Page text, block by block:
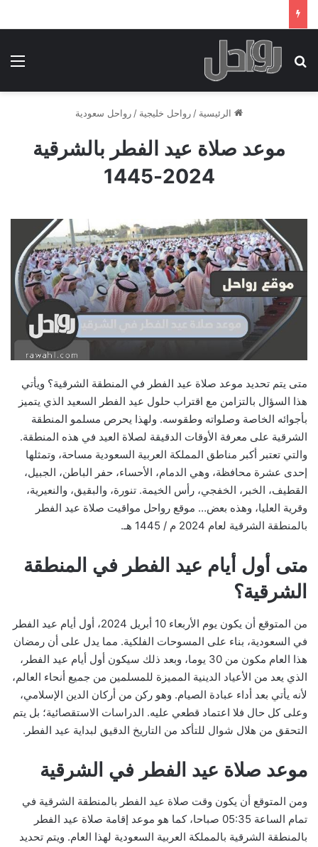
بحث عن
الرئيسية / رواحل خليجية / رواحل سعودية
موعد صلاة عيد الفطر بالشرقية
2024-1445
متى يتم تحديد موعد صلاة عيد الفطر في المنطقة الشرقية؟ ويأتي
هذا السؤال بالتزامن مع اقتراب حلول عيد الفطر السعيد الذي يتميز
بأجوائه الخاصة وصلواته وطقوسه. ولهذا يحرص مسلمو المنطقة
الشرقية على معرفة الأوقات الدقيقة لصلاة العيد في هذه المنطقة.
والتي تعتبر أكبر مناطق المملكة العربية السعودية مساحة، وتمثلها
إحدى عشرة محافظة، وهي الدمام، الأحساء، حفر الباطن، الجبيل،
القطيف، الخبر، الخفجي، رأس الخيمة. تنورة، والبقيق، والنعيرية،
وقرية العليا، وهذه بعض… موقع رواحل مواقيت صلاة عيد الفطر
بالمنطقة الشرقية لعام 2024 م / 1445 هـ.
متى أول أيام عيد الفطر في المنطقة
الشرقية؟
من المتوقع أن يكون يوم الأربعاء 10 أبريل 2024، أول أيام عيد الفطر
في السعودية، بناء على المسوحات الفلكية. مما يدل على أن رمضان
هذا العام مكون من 30 يوما، وبعد ذلك سيكون أول أيام عيد الفطر،
الذي يعد من الأعياد الدينية المميزة للمسلمين من جميع أنحاء العالم،
لأنه يأتي بعد أداء عبادة الصيام. وهو ركن من أركان الدين الإسلامي،
وعلى كل حال فلا اعتماد قطعي عليه. الدراسات الاستقصائية؛ بل يتم
التحقق من هلال شوال للتأكد من التاريخ الدقيق لبداية عيد الفطر.
موعد صلاة عيد الفطر في الشرقية
ومن المتوقع أن يكون وقت صلاة عيد الفطر بالمنطقة الشرقية في
تمام الساعة 05:35 صباحا، كما هو موعد إقامة صلاة عيد الفطر
بالمنطقة الشرقية بالمملكة العربية السعودية لهذا العام. ويتم تحديد